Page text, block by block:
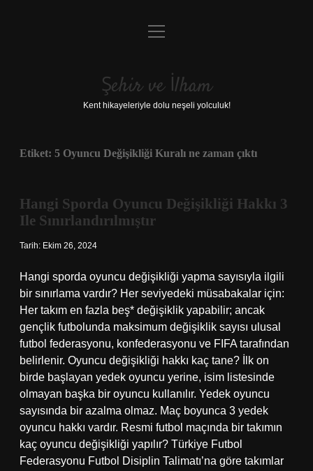
Anasayfa
Yasal Uyarı
menüyü
Şehir ve İlham
Kent hikayeleriyle dolu neşeli yolculuk!
Etiket: 5 Oyuncu Değişikliği Kuralı ne zaman çıktı
Hangi Sporda Oyuncu Değişikliği Hakkı 3
Ile Sınırlandırılmıştır
Tarih: Ekim 26, 2024
Hangi sporda oyuncu değişikliği yapma sayısıyla ilgili
bir sınırlama vardır? Her seviyedeki müsabakalar için:
Her takım en fazla beş* değişiklik yapabilir; ancak
gençlik futbolunda maksimum değişiklik sayısı ulusal
futbol federasyonu, konfederasyonu ve FIFA tarafından
belirlenir. Oyuncu değişikliği hakkı kaç tane? İlk on
birde başlayan yedek oyuncu yerine, isim listesinde
olmayan başka bir oyuncu kullanılır. Yedek oyuncu
sayısında bir azalma olmaz. Maç boyunca 3 yedek
oyuncu hakkı vardır. Resmi futbol maçında bir takımın
kaç oyuncu değişikliği yapılır? Türkiye Futbol
Federasyonu Futbol Disiplin Talimatı’na göre takımlar